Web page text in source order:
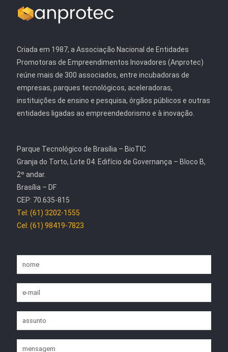
Criada em 1987, a Associação Nacional de Entidades
Promotoras de Empreendimentos Inovadores (Anprotec)
reúne mais de 300 associados, entre incubadoras de
empresas, parques tecnológicos, aceleradoras,
instituições de ensino e pesquisa, órgãos públicos e outras
entidades ligadas ao empreendedorismo e à inovação.
Parque Tecnológico de Brasília – BioTIC
Granja do Torto, Lote 04. Edifício de Governança – Bloco B,
2º andar.
Brasília – DF
CEP: 70.635-815
Tel: (61) 3202-1555
Cel: (61) 98419-7823